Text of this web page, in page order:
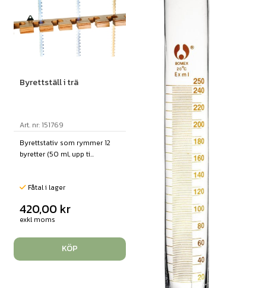
Byrettställ i trä
Art. nr: 151769
Byrettstativ som rymmer 12
byretter (50 ml, upp ti...
Fåtal i lager
420,00 kr
exkl moms
KÖP